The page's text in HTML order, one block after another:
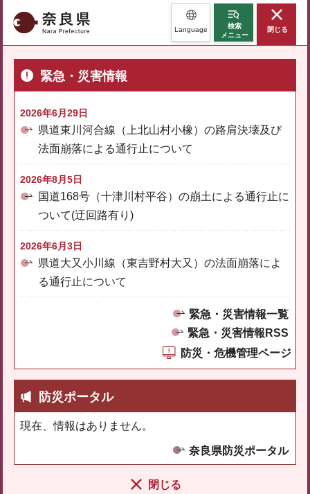
奈良県 Language
検索
メニュー
閉じる
緊急・災害情報
2026年6月29日
県道東川河合線（上北山村小橡）の路肩決壊及び
法面崩落による通行止について
2026年8月5日
国道168号（十津川村平谷）の崩土による通行止に
ついて(迂回路有り)
2026年6月3日
県道大又小川線（東吉野村大又）の法面崩落によ
る通行止について
緊急・災害情報一覧
緊急・災害情報RSS
防災・危機管理ページ
防災ポータル
現在、情報はありません。
奈良県防災ポータル
閉じる